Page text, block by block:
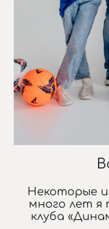
Некоторые
много лет я
клуба